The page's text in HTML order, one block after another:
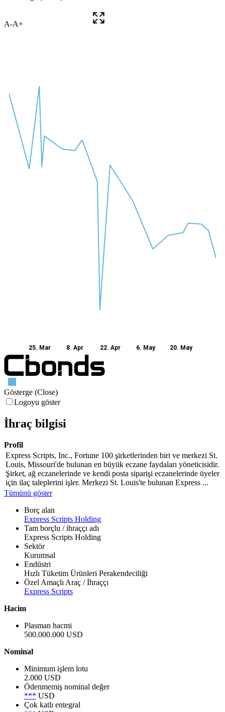
A-A+
25. Mar 8. Apr 22. Apr 6. May 20. May
Gösterge (Close)
Logoyu göster
İhraç bilgisi
Profil
Express Scripts, Inc., Fortune 100 şirketlerinden biri ve merkezi St.
Louis, Missouri'de bulunan en büyük eczane faydaları yöneticisidir.
Şirket, ağ eczanelerinde ve kendi posta siparişi eczanelerinde üyeler
için ilaç taleplerini işler. Merkezi St. Louis'te bulunan Express ...
Tümünü göster
Borç alan
Express Scripts Holding
Tam borçlu / ihraççı adı
Express Scripts Holding
Sektör
Kurumsal
Endüstri
Hızlı Tüketim Ürünleri Perakendeciliği
Özel Amaçlı Araç / İhraççı
Express Scripts
Hacim
Plasman hacmi
500.000.000 USD
Nominal
Minimum işlem lotu
2.000 USD
Ödenmemiş nominal değer
*** USD
Çok katlı entegral